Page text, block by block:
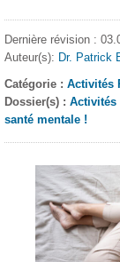
Dernière révision :
Auteur(s): Dr. Patrick
Catégorie :Activités
Dossier(s) :Activités
santé mentale !